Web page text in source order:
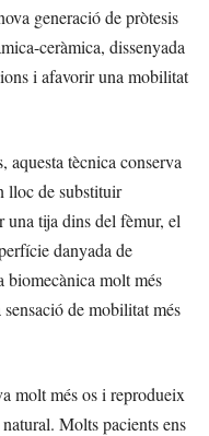
generació de pròtesis
ceràmica, dissenyada
i afavorir una mobilitat
aquesta tècnica conserva
lloc de substituir
tija dins del fèmur, el
danyada de
biomecànica molt més
de mobilitat més
molt més os i reprodueix
Molts pacients ens